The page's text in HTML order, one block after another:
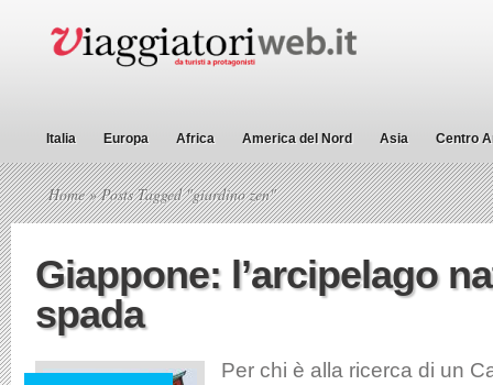
Italia Europa Africa America del Nord Asia Centro
Home» Posts Tagged "giardino zen"
Giappone: l’arcipelago
spada
Per chi è alla ricerca di un